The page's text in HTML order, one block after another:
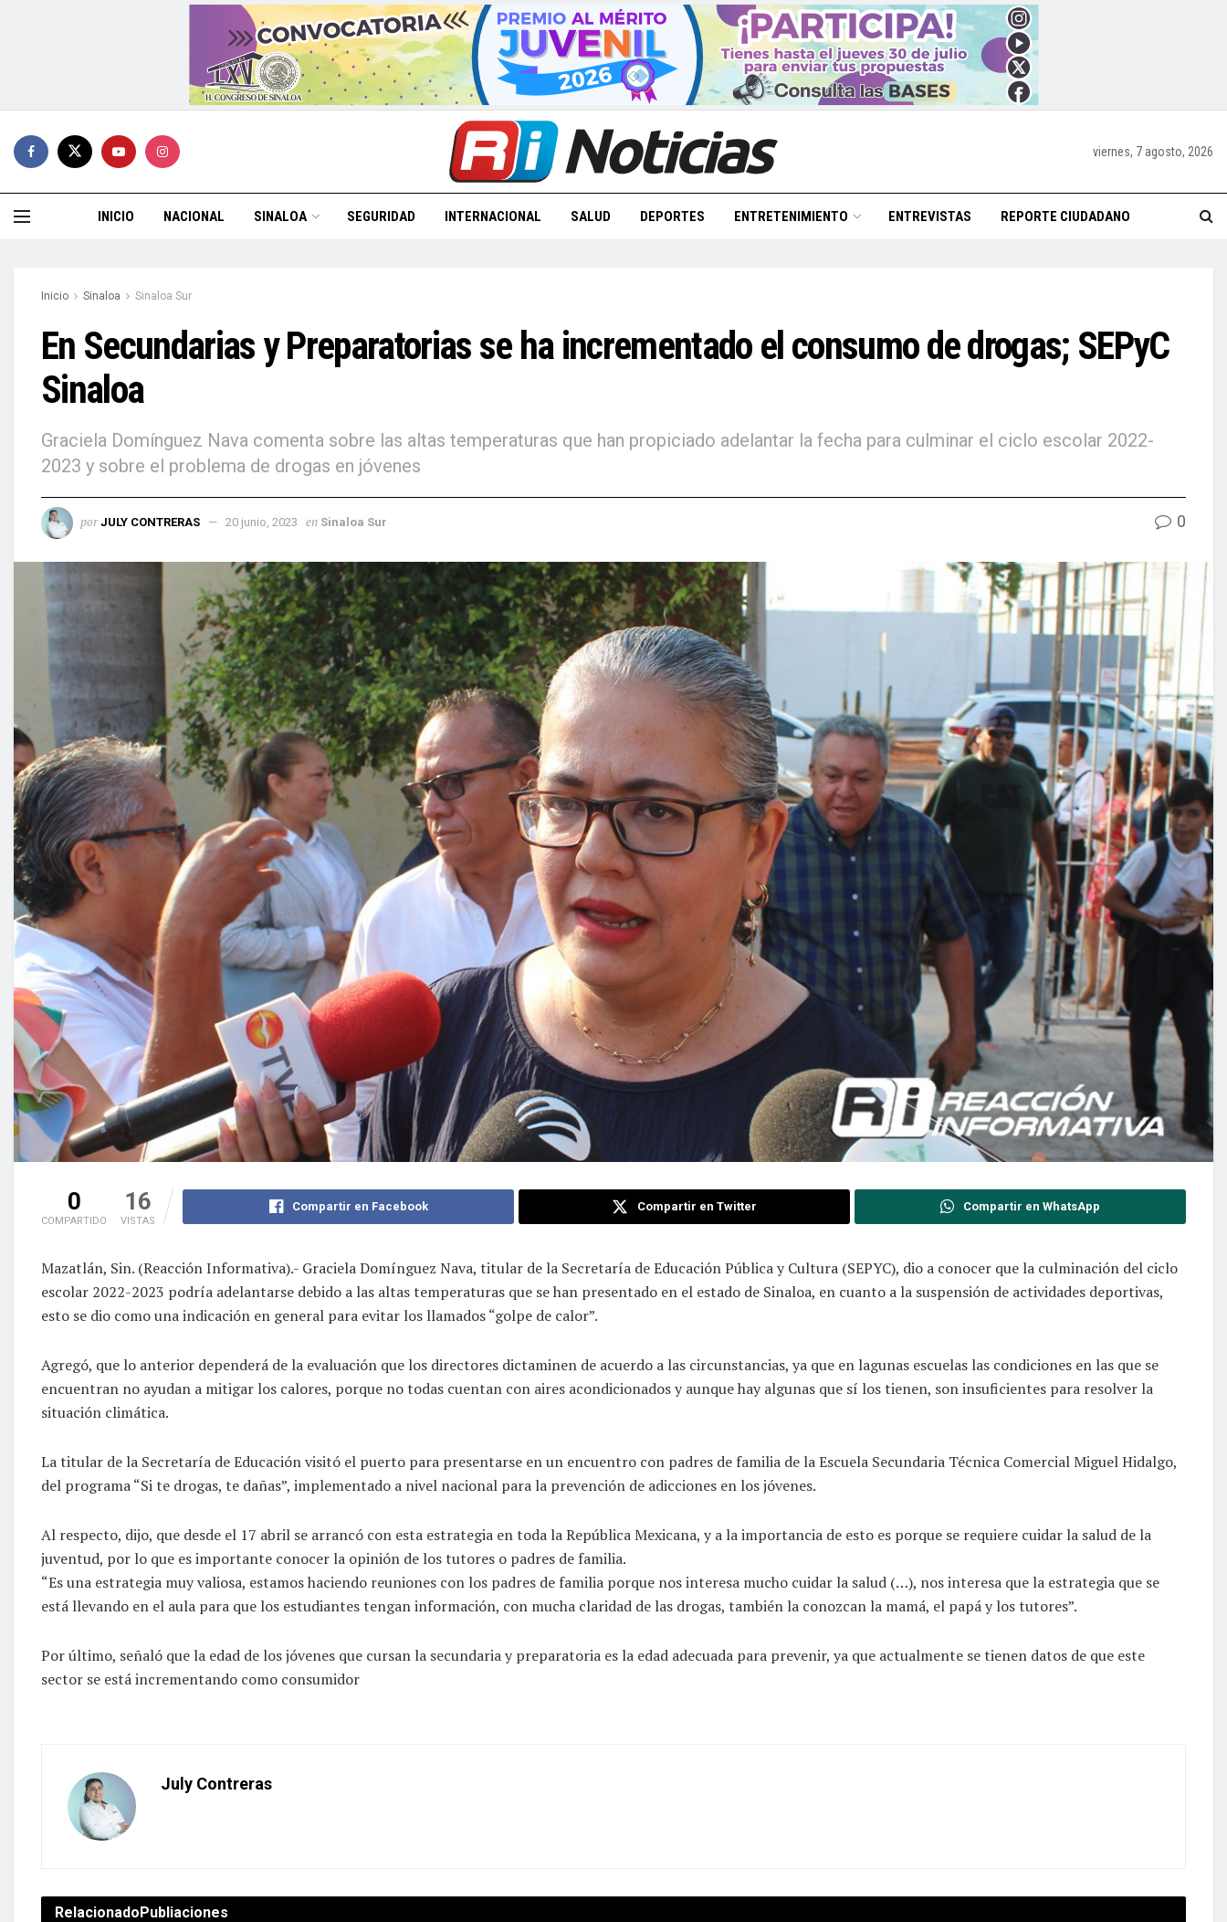
viernes, 7 agosto, 2026
INICIO NACIONAL SINALOA SEGURIDAD INTERNACIONAL SALUD DEPORTES ENTRETENIMIENTO ENTREVISTAS REPORTE CIUDADANO
Inicio Sinaloa Sinaloa Sur
En Secundarias y Preparatorias se ha incrementado el consumo de drogas; SEPyC
Sinaloa
Graciela Domínguez Nava comenta sobre las altas temperaturas que han propiciado adelantar la fecha para culminar el ciclo escolar 2022-
2023 y sobre el problema de drogas en jóvenes
por JULY CONTRERAS 20 junio, 2023 en Sinaloa Sur 0
0
COMPARTIDO
16
VISTAS
Compartir en Facebook Compartir en Twitter Compartir en WhatsApp
Mazatlán, Sin. (Reacción Informativa).- Graciela Domínguez Nava, titular de la Secretaría de Educación Pública y Cultura (SEPYC), dio a conocer que la culminación del ciclo
escolar 2022-2023 podría adelantarse debido a las altas temperaturas que se han presentado en el estado de Sinaloa, en cuanto a la suspensión de actividades deportivas,
esto se dio como una indicación en general para evitar los llamados “golpe de calor”.
Agregó, que lo anterior dependerá de la evaluación que los directores dictaminen de acuerdo a las circunstancias, ya que en lagunas escuelas las condiciones en las que se
encuentran no ayudan a mitigar los calores, porque no todas cuentan con aires acondicionados y aunque hay algunas que sí los tienen, son insuficientes para resolver la
situación climática.
La titular de la Secretaría de Educación visitó el puerto para presentarse en un encuentro con padres de familia de la Escuela Secundaria Técnica Comercial Miguel Hidalgo,
del programa “Si te drogas, te dañas”, implementado a nivel nacional para la prevención de adicciones en los jóvenes.
Al respecto, dijo, que desde el 17 abril se arrancó con esta estrategia en toda la República Mexicana, y a la importancia de esto es porque se requiere cuidar la salud de la
juventud, por lo que es importante conocer la opinión de los tutores o padres de familia.
“Es una estrategia muy valiosa, estamos haciendo reuniones con los padres de familia porque nos interesa mucho cuidar la salud (…), nos interesa que la estrategia que se
está llevando en el aula para que los estudiantes tengan información, con mucha claridad de las drogas, también la conozcan la mamá, el papá y los tutores”.
Por último, señaló que la edad de los jóvenes que cursan la secundaria y preparatoria es la edad adecuada para prevenir, ya que actualmente se tienen datos de que este
sector se está incrementando como consumidor
July Contreras
RelacionadoPubliaciones